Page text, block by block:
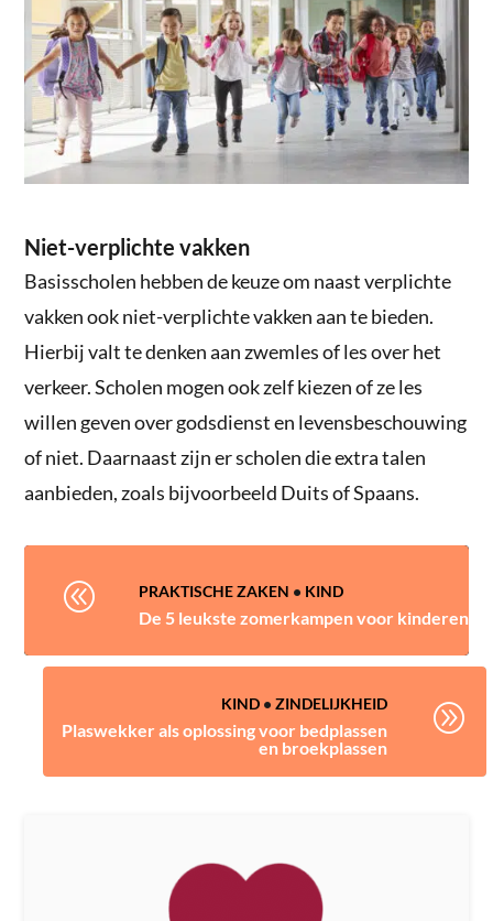
Niet-verplichte vakken
Basisscholen hebben de keuze om naast verplichte
vakken ook niet-verplichte vakken aan te bieden.
Hierbij valt te denken aan zwemles of les over het
verkeer. Scholen mogen ook zelf kiezen of ze les
willen geven over godsdienst en levensbeschouwing
of niet. Daarnaast zijn er scholen die extra talen
aanbieden, zoals bijvoorbeeld Duits of Spaans.
@ PRAKTISCHE ZAKEN • KIND
De 5 leukste zomerkampen voor kinderen
KIND• ZINDELIJKHEID
Plaswekker als oplossing voor bedplassen
en broekplassen
A